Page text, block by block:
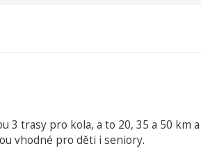
3 trasy pro kola, a to 20, 35 a 50 km
vhodné pro děti i seniory.